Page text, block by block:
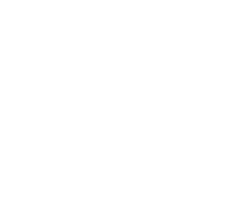
альбіції не вносять
і нижню частину стовбура
Навесні звільняють